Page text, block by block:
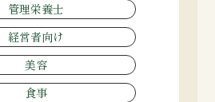
管理栄養士
経営者向け
美容
食事